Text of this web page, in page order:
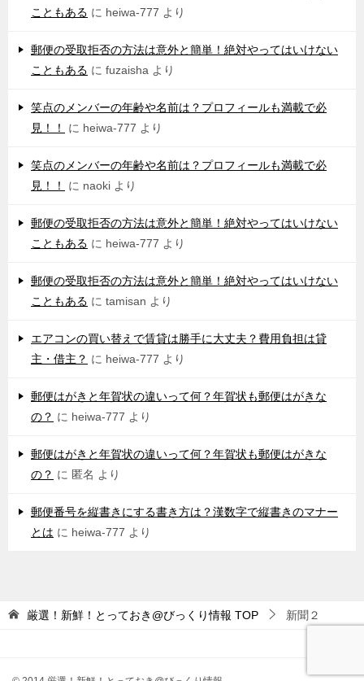
こともある に heiwa-777 より
郵便の受取拒否の方法は意外と簡単！絶対やってはいけない
こともある に fuzaisha より
笑点のメンバーの年齢や名前は？プロフィールも満載で必
見！！
に heiwa-777 より
笑点のメンバーの年齢や名前は？プロフィールも満載で必
見！！
に naoki より
郵便の受取拒否の方法は意外と簡単！絶対やってはいけない
こともある に heiwa-777 より
郵便の受取拒否の方法は意外と簡単！絶対やってはいけない
こともある に tamisan より
エアコンの買い替えで賃貸は勝手に大丈夫？費用負担は貸
主・借主？ に heiwa-777 より
郵便はがきと年賀状の違いって何？年賀状も郵便はがきな
の？ に heiwa-777 より
郵便はがきと年賀状の違いって何？年賀状も郵便はがきな
の？ に 匿名 より
郵便番号を縦書きにする書き方は？漢数字で縦書きのマナー
とは に heiwa-777 より
厳選！新鮮！とっておき@びっくり情報 TOP 新聞２